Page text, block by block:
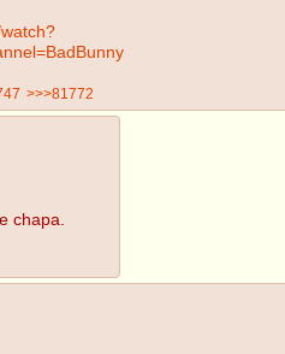
>>>81772
chapa.